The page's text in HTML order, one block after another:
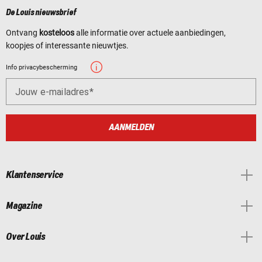
De Louis nieuwsbrief
Ontvang kosteloosalle informatie over actuele aanbiedingen,
koopjes of interessante nieuwtjes.
Info privacybescherming
Jouw e-mailadres
AANMELDEN
Klantenservice
Magazine
Over Louis